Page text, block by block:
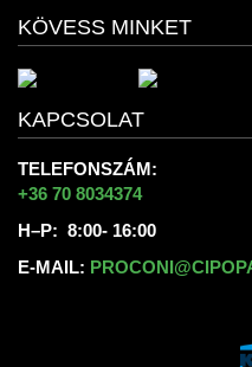
KÖVESS MINKET
KAPCSOLAT
TELEFONSZÁM:
+36 70 8034374
H–P: 8:00- 16:00
E-MAIL: